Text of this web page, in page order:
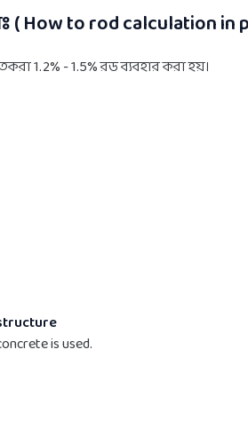
( How to rod calculation in
1.2% - 1.5% রড ব্যবহার করা হয়।
is used.